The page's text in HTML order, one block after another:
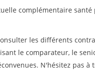
complémentaire santé
les différents
le comparateur, le
N'hésitez pas à